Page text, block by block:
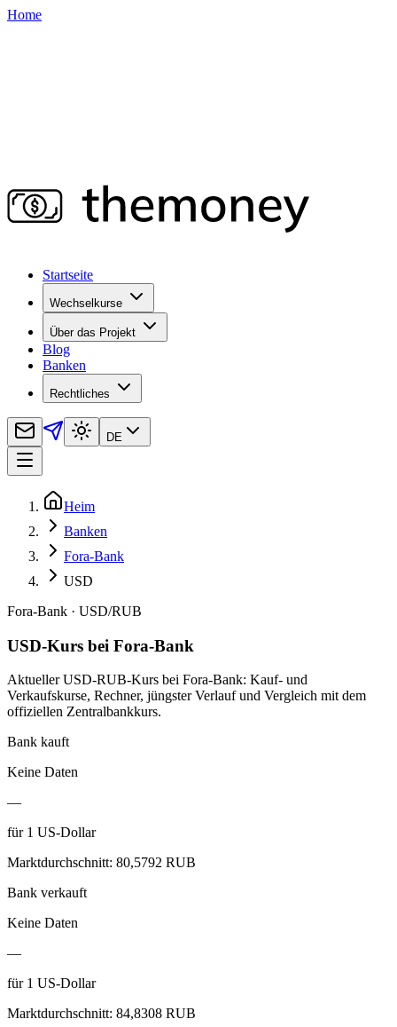
Home
Startseite
Wechselkurse
Über das Projekt
Blog
Banken
Rechtliches
DE
Heim
Banken
Fora-Bank
USD
Fora-Bank · USD/RUB
USD-Kurs bei Fora-Bank
Aktueller USD-RUB-Kurs bei Fora-Bank: Kauf- und
Verkaufskurse, Rechner, jüngster Verlauf und Vergleich mit dem
offiziellen Zentralbankkurs.
Bank kauft
Keine Daten
—
für1 US-Dollar
Marktdurchschnitt: 80,5792 RUB
Bank verkauft
Keine Daten
—
für1 US-Dollar
Marktdurchschnitt: 84,8308 RUB